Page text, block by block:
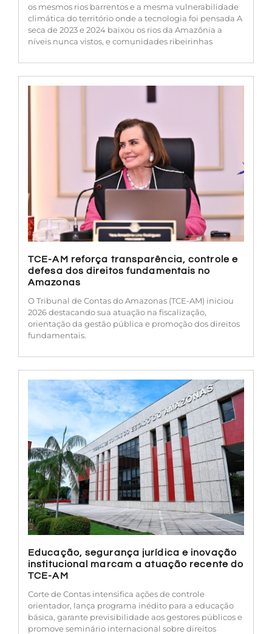
os mesmos rios barrentos e a mesma vulnerabilidade
climática do território onde a tecnologia foi pensada A
seca de 2023 e 2024 baixou os rios da Amazônia a
níveis nunca vistos, e comunidades ribeirinhas
TCE-AM reforça transparência, controle e
defesa dos direitos fundamentais no
Amazonas
O Tribunal de Contas do Amazonas (TCE-AM) iniciou
2026 destacando sua atuação na fiscalização,
orientação da gestão pública e promoção dos direitos
fundamentais.
Educação, segurança jurídica e inovação
institucional marcam a atuação recente do
TCE-AM
Corte de Contas intensifica ações de controle
orientador, lança programa inédito para a educação
básica, garante previsibilidade aos gestores públicos e
promove seminário internacional sobre direitos